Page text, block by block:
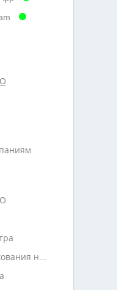
Калькулятор страхования недвижимости